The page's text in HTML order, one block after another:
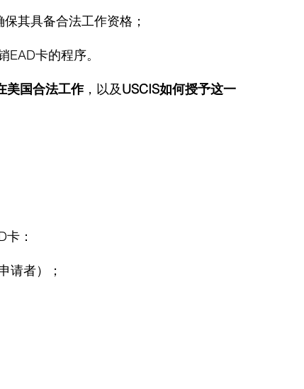
其具备合法工作资格；
EAD卡的程序。
美国合法工作，以及USCIS如何授予这一
：
请者）；